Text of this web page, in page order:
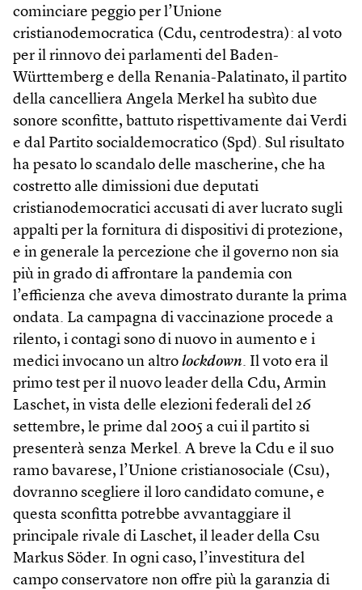
cominciare peggio per l’Unione
cristianodemocratica (Cdu, centrodestra): al voto
per il rinnovo dei parlamenti del Baden-
Württemberg e della Renania-Palatinato, il partito
della cancelliera Angela Merkel ha subìto due
sonore sconfitte, battuto rispettivamente dai Verdi
e dal Partito socialdemocratico (Spd). Sul risultato
ha pesato lo scandalo delle mascherine, che ha
costretto alle dimissioni due deputati
cristianodemocratici accusati di aver lucrato sugli
appalti per la fornitura di dispositivi di protezione,
e in generale la percezione che il governo non sia
più in grado di affrontare la pandemia con
l’efficienza che aveva dimostrato durante la prima
ondata. La campagna di vaccinazione procede a
rilento, i contagi sono di nuovo in aumento e i
medici invocano un altro lockdown. Il voto era il
primo test per il nuovo leader della Cdu, Armin
Laschet, in vista delle elezioni federali del 26
settembre, le prime dal 2005 a cui il partito si
presenterà senza Merkel. A breve la Cdu e il suo
ramo bavarese, l’Unione cristianosociale (Csu),
dovranno scegliere il loro candidato comune, e
questa sconfitta potrebbe avvantaggiare il
principale rivale di Laschet, il leader della Csu
Markus Söder. In ogni caso, l’investitura del
campo conservatore non offre più la garanzia di